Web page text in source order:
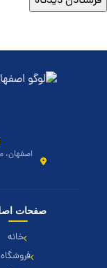
اصفهان،
صفحات
خانه
فروشگاه